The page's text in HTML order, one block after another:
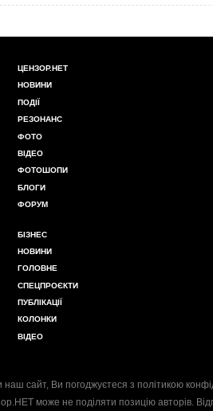
ЦЕНЗОР.НЕТ
НОВИНИ
ПОДІЇ
РЕЗОНАНС
ФОТО
ВІДЕО
ФОТОШОПИ
БЛОГИ
ФОРУМ
БІЗНЕС
НОВИНИ
ГОЛОВНЕ
СПЕЦПРОЄКТИ
ПУБЛІКАЦІЇ
КОЛОНКИ
ВІДЕО
наш сайт, Ви погоджуєтеся з політикою
може не поділяти позицію авторів.